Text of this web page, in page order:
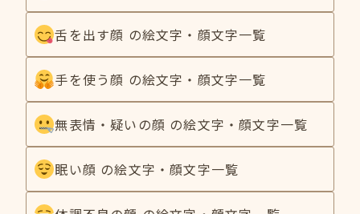
舌を出す顔 の絵文字・顔文字一覧
手を使う顔 の絵文字・顔文字一覧
無表情・疑いの顔 の絵文字・顔文字一覧
眠い顔 の絵文字・顔文字一覧